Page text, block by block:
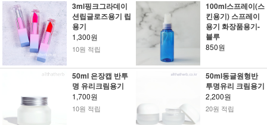
3ml핑크그라데이
션립글로즈용기 립
용기
1,300원
10원 적립
100ml스프레이(스
킨용기) 스프레이
용기 화장품용기-
블루
850원
50ml 은장캡 반투
명 유리크림용기
1,700원
10원 적립
50ml동글원형반
투명유리 크림용기
2,200원
20원 적립